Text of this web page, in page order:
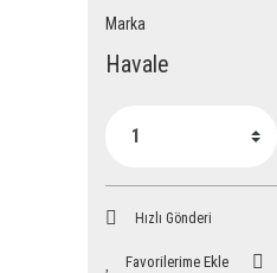
Marka
Havale
Hızlı Gönderi